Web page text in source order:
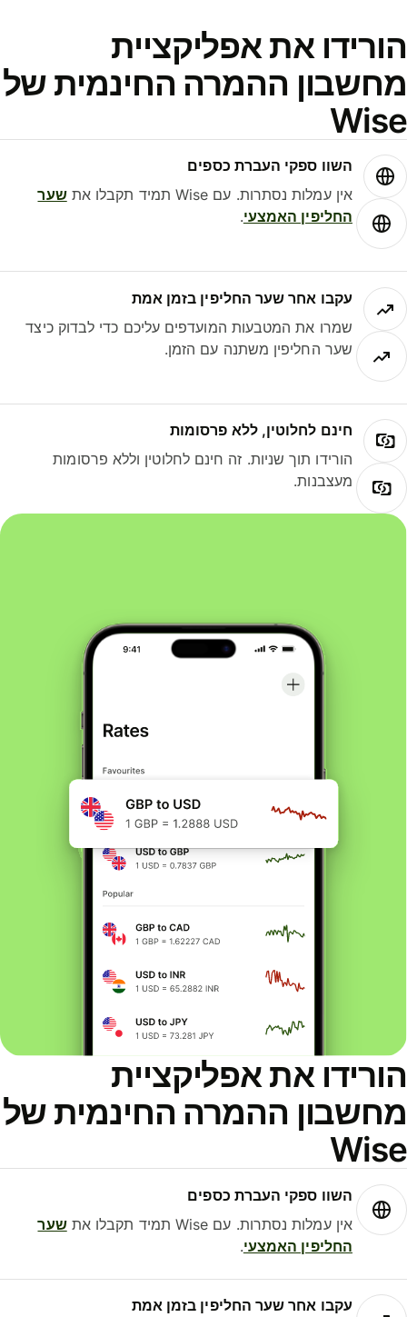
את אפליקציית
ההמרה החינמית של
השוו ספקי העברת כספים
אין עמלות נסתרות. עם Wise תמיד תקבלו את
שער
החליפין האמצעי.
עקבו אחר שער החליפין בזמן אמת
שמרו את המטבעות המועדפים עליכם כדי לבדוק כיצד
שער החליפין משתנה עם הזמן.
חינם לחלוטין, ללא פרסומות
הורידו תוך שניות. זה חינם לחלוטין וללא פרסומות
מעצבנות.
את אפליקציית
ההמרה החינמית של
השוו ספקי העברת כספים
אין עמלות נסתרות. עם Wise תמיד תקבלו את
שער
החליפין האמצעי.
עקבו אחר שער החליפין בזמן אמת